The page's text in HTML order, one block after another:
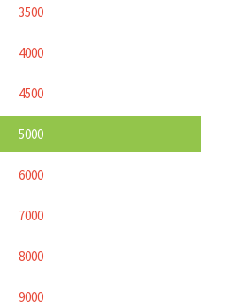
3500
4000
4500
5000
6000
7000
8000
9000